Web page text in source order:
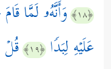
﴿١٨﴾
وَأَنَّهُۥ لَمَّا
عَلَیۡهِ لِبَدࣰا ﴿١٩﴾
قُلۡ